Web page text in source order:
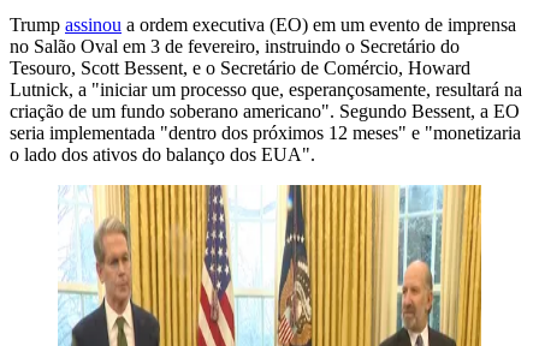
Trump assinou a ordem executiva (EO) em um evento de imprensa
no Salão Oval em 3 de fevereiro, instruindo o Secretário do
Tesouro, Scott Bessent, e o Secretário de Comércio, Howard
Lutnick, a "iniciar um processo que, esperançosamente, resultará na
criação de um fundo soberano americano". Segundo Bessent, a EO
seria implementada "dentro dos próximos 12 meses" e "monetizaria
o lado dos ativos do balanço dos EUA".